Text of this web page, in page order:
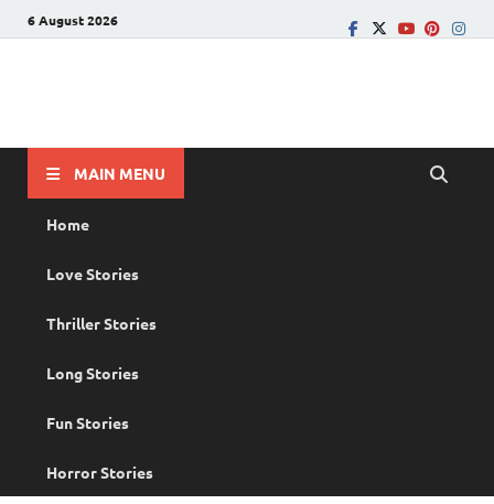
6 August 2026
MAIN MENU
Home
Love Stories
Thriller Stories
Long Stories
Fun Stories
Horror Stories